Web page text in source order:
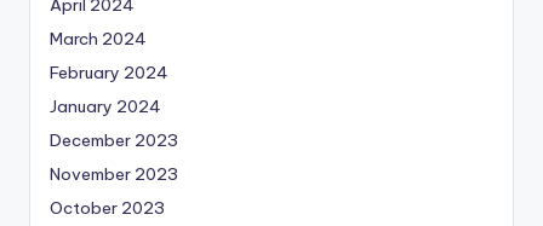
April 2024
March 2024
February 2024
January 2024
December 2023
November 2023
October 2023